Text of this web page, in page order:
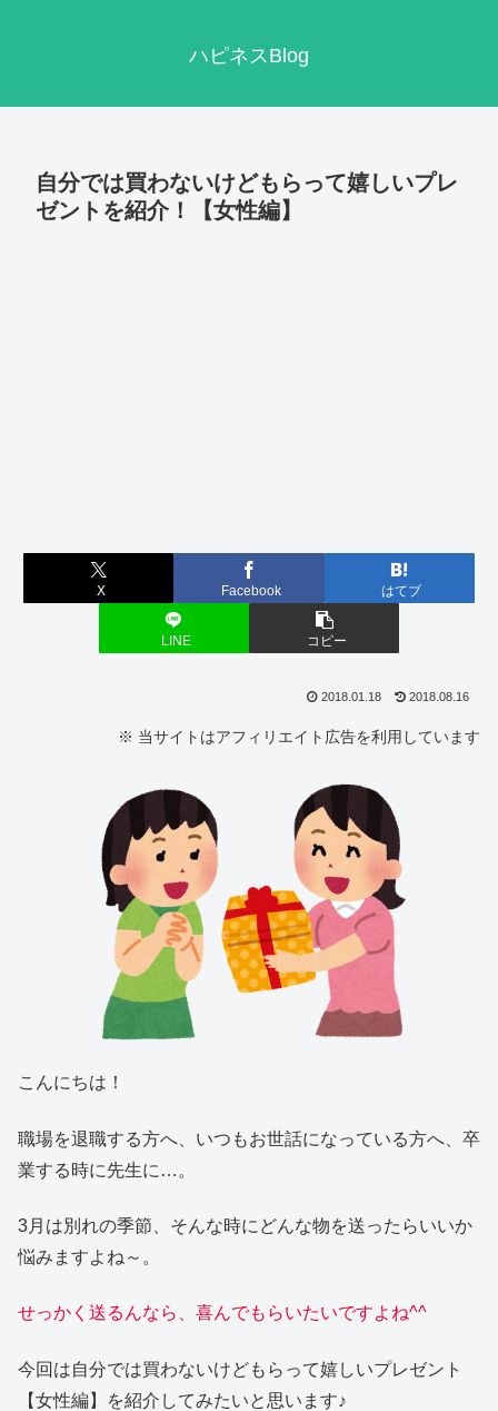
ハピネスBlog
自分では買わないけどもらって嬉しいプレ
ゼントを紹介！【女性編】
X Facebook はてブ
LINE コピー
2018.01.18 2018.08.16
※ 当サイトはアフィリエイト広告を利用しています
こんにちは！
職場を退職する方へ、いつもお世話になっている方へ、卒
業する時に先生に…。
3月は別れの季節、そんな時にどんな物を送ったらいいか
悩みますよね～。
せっかく送るんなら、喜んでもらいたいですよね^^
今回は自分では買わないけどもらって嬉しいプレゼント
【女性編】を紹介してみたいと思います♪